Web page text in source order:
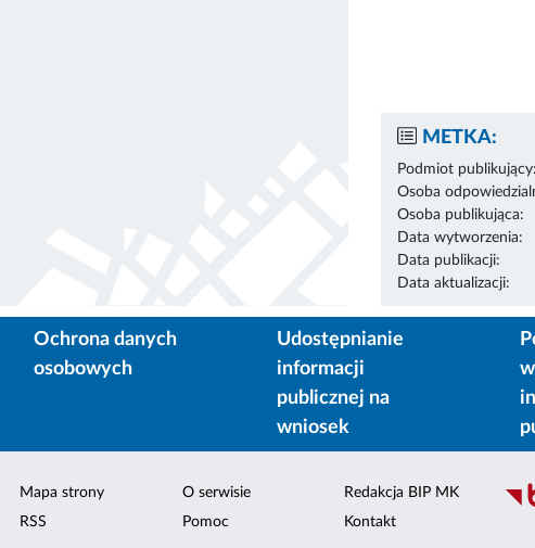
METKA:
Podmiot publikujący:
Osoba
Osoba publikująca:
Data wytworzenia:
Data publikacji:
Data aktualizacji:
Ochrona danych
osobowych
Udostępnianie
informacji
publicznej na
wniosek
Mapa strony
RSS
O serwisie
Pomoc
Redakcja BIP MK
Kontakt